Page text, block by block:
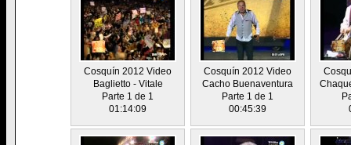
Cosquín 2012 Video
Baglietto - Vitale
Parte 1 de 1
01:14:09
Cosquín 2012 Video
Cacho Buenaventura
Parte 1 de 1
00:45:39